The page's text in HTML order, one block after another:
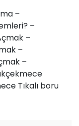
–
–
–
–
–
Tıkalı boru